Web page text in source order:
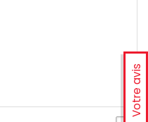
Votre avis